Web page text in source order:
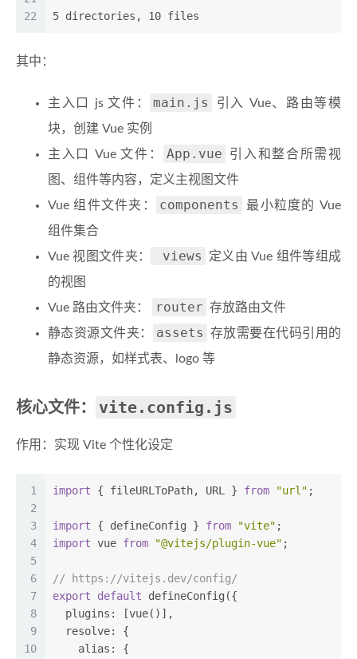
22
5 directories, 10 files
其中：
主入口 js 文件： main.js
引入 Vue、路由等模
块，创建 Vue 实例
主入口 Vue 文件：
App.vue
引入和整合所需视
图、组件等内容，定义主视图文件
Vue 组件文件夹：
components
最小粒度的 Vue
组件集合
Vue 视图文件夹：
views
定义由 Vue 组件等组成
的视图
Vue 路由文件夹：
router 存放路由文件
静态资源文件夹：
assets
存放需要在代码引用的
静态资源，如样式表、logo 等
核心文件： vite.config.js
作用：实现 Vite 个性化设定
1
2
3
4
5
6
7
8
9
10
import { fileURLToPath, URL } from "url" ;
import { defineConfig } from "vite" ;
import vue from "@vitejs/plugin-vue" ;
// https://vitejs.dev/config/
export
default defineConfig({
plugins : [vue()],
resolve: {
alias : {